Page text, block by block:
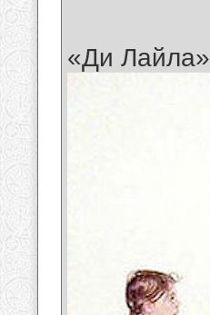
«Ди Лайла»